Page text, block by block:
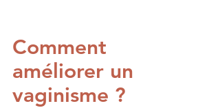
Comment
améliorer un
vaginisme ?